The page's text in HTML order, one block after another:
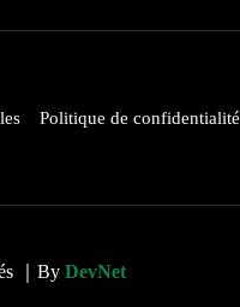
Politique de confidentialité
｜By DevNet